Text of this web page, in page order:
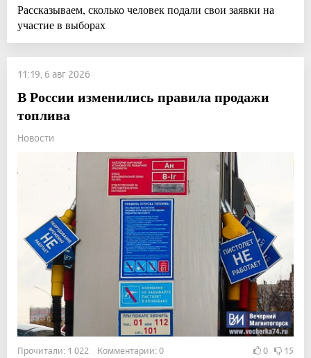
Рассказываем, сколько человек подали свои заявки на
участие в выборах
11:19, 6 авг 2026
В России изменились правила продажи
топлива
Новости
Прочитали: 1 022 Комментарии: 0 0 15